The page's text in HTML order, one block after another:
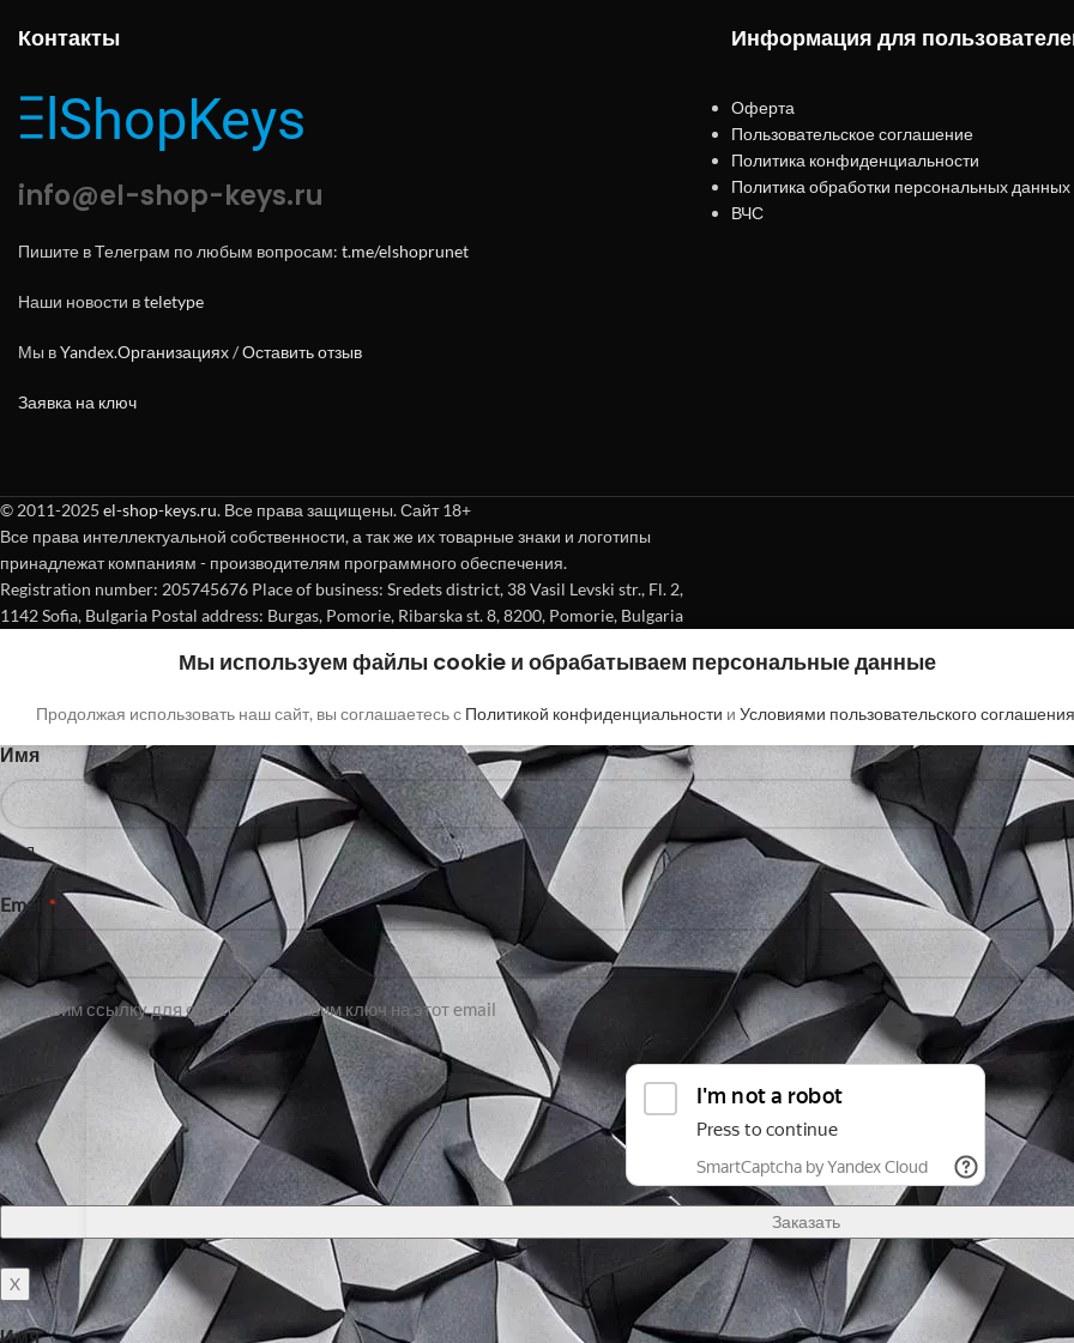
Контакты
info@el-shop-keys.ru
Пишите в Телеграм по любым вопросам: t.me/elshoprunet
Наши новости вteletype
Мы вYandex.Организациях/Оставить отзыв
Заявка на ключ
Информация для
Оферта
Пользовательское соглашение
Политика конфиденциальности
Политика обработки персональных данных
ВЧС
© 2011-2025 el-shop-keys.ru. Все права защищены. Сайт 18+
Все права интеллектуальной собственности, а так же их товарные знаки и логотипы
принадлежат компаниям - производителям программного обеспечения.
Registration number: 205745676 Place of business: Sredets district, 38 Vasil Levski str., Fl. 2,
1142 Sofia, Bulgaria Postal address: Burgas, Pomorie, Ribarska st. 8, 8200, Pomorie, Bulgaria
Мы используем файлы cookie и обрабатываем персональные данные
Продолжая использовать наш сайт, вы соглашаетесь с Политикой конфиденциальности и Условиями пользовательского соглашения
Покупка без регистрации
"обозначает обязательные поля
Имя
Имя
Email *
Отправим ссылку для оплаты и отправим ключ на этот email
X
Имя